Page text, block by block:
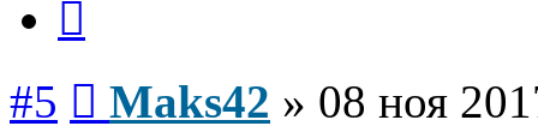
#5 Maks42 » 08 ноя